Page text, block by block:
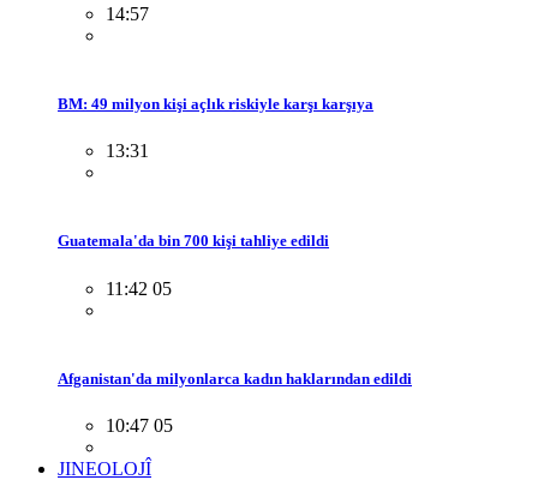
14:57
BM: 49 milyon kişi açlık riskiyle karşı karşıya
13:31
Guatemala'da bin 700 kişi tahliye edildi
11:42 05
Afganistan'da milyonlarca kadın haklarından edildi
10:47 05
JINEOLOJÎ